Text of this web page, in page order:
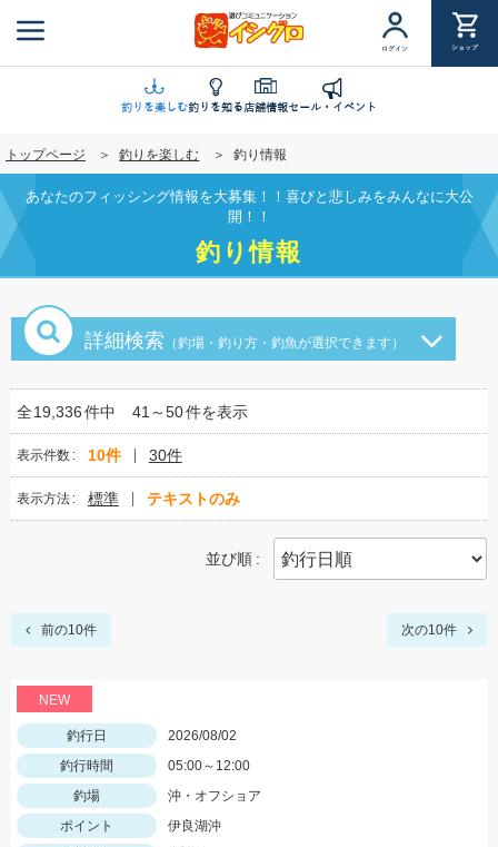
ン
に
移
動
ログイン ショップ
釣りを楽しむ釣りを知る店舗情報セール・イベント
トップページ 釣りを楽しむ 釣り情報
あなたのフィッシング情報を大募集！！喜びと悲しみをみんなに大公
開！！
釣り情報
詳細検索 （釣場・釣り方・釣魚が選択できます）
全19,336件中 41～50件を表示
表示件数 10件 30件
表示方法 標準 テキストのみ
並び順
前の10件 次の10件
NEW
釣行日
2026/08/02
釣行時間
05:00～12:00
釣場
沖・オフショア
ポイント
伊良湖沖